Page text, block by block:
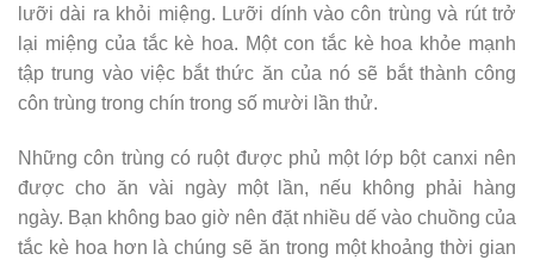
lưỡi dài ra khỏi miệng. Lưỡi dính vào côn trùng và rút trở
lại miệng của tắc kè hoa. Một con tắc kè hoa khỏe mạnh
tập trung vào việc bắt thức ăn của nó sẽ bắt thành công
côn trùng trong chín trong số mười lần thử.
Những côn trùng có ruột được phủ một lớp bột canxi nên
được cho ăn vài ngày một lần, nếu không phải hàng
ngày. Bạn không bao giờ nên đặt nhiều dế vào chuồng của
tắc kè hoa hơn là chúng sẽ ăn trong một khoảng thời gian